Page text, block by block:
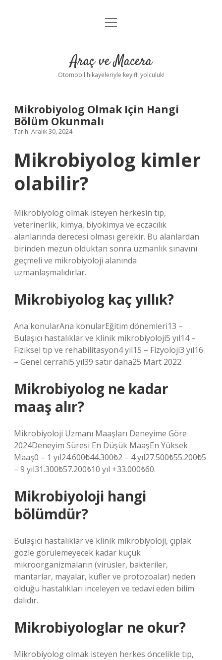
Anasayfa
Yasal Uyarı
menüyü
Araç ve Macera
Otomobil hikayeleriyle keyifli yolculuk!
Mikrobiyolog Olmak Için Hangi
Bölüm Okunmalı
Tarih: Aralık 30, 2024
Mikrobiyolog kimler
olabilir?
Mikrobiyolog olmak isteyen herkesin tıp,
veterinerlik, kimya, biyokimya ve eczacılık
alanlarında derecesi olması gerekir. Bu alanlardan
birinden mezun olduktan sonra uzmanlık sınavını
geçmeli ve mikrobiyoloji alanında
uzmanlaşmalıdırlar.
Mikrobiyolog kaç yıllık?
Ana konularAna konularEğitim dönemleri13 –
Bulaşıcı hastalıklar ve klinik mikrobiyoloji5 yıl14 –
Fiziksel tıp ve rehabilitasyon4 yıl15 – Fizyoloji3 yıl16
– Genel cerrahi5 yıl39 satır daha25 Mart 2022
Mikrobiyolog ne kadar
maaş alır?
Mikrobiyoloji Uzmanı Maaşları Deneyime Göre
2024Deneyim Süresi En Düşük MaaşEn Yüksek
Maaş0 – 1 yıl24.600₺44.300₺2 – 4 yıl27.500₺55.200₺5
– 9 yıl31.300₺57.200₺10 yıl +33.000₺60.
Mikrobiyoloji hangi
bölümdür?
Bulaşıcı hastalıklar ve klinik mikrobiyoloji, çıplak
gözle görülemeyecek kadar küçük
mikroorganizmaların (virüsler, bakteriler,
mantarlar, mayalar, küfler ve protozoalar) neden
olduğu hastalıkları inceleyen ve tedavi eden bilim
dalıdır.
Mikrobiyologlar ne okur?
Mikrobiyolog olmak isteyen herkes öncelikle tıp,